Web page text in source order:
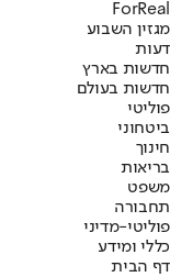
ForReal
מגזין השבוע
דעות
חדשות בארץ
חדשות בעולם
פוליטי
ביטחוני
חינוך
בריאות
משפט
תחבורה
פוליטי-מדיני
כללי ומידע
דף הבית